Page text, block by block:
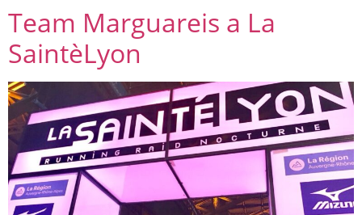
Team Marguareis a La
SaintèLyon